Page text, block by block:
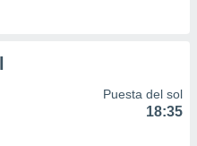
Puesta del sol
18:35